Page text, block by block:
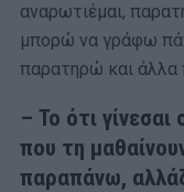
αναρωτιέμαι,
μπορώ να γράφω
παρατηρώ και άλλα
– Το ότι
που τη
παραπάνω,